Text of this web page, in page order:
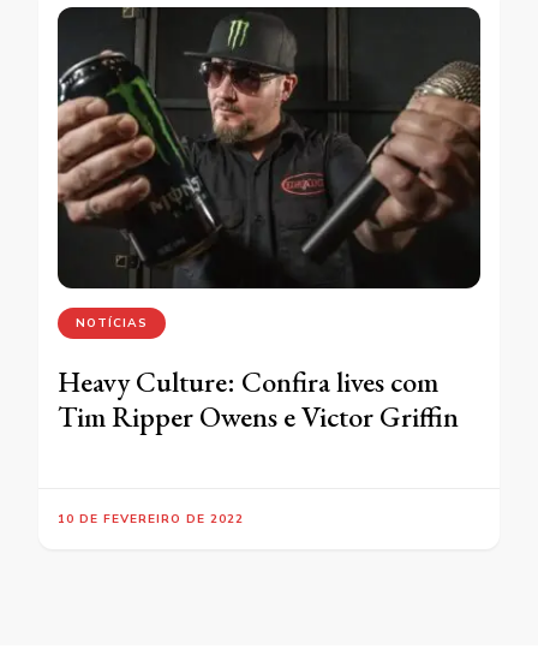
NOTÍCIAS
Heavy Culture: Confira lives com
Tim Ripper Owens e Victor Griffin
10 DE FEVEREIRO DE 2022